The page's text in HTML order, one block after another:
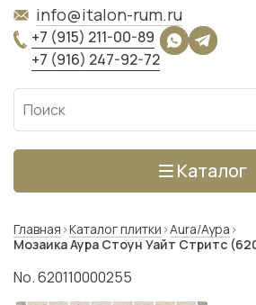
info@italon-rum.ru
+7 (915) 211-00-89
+7 (916) 247-92-72
Каталог
Главная Каталог плитки Aura/Аура
Мозаика Аура Стоун Уайт Стритс
No. 620110000255